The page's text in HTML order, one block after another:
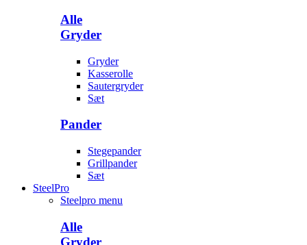
Alle
Gryder
Gryder
Kasserolle
Sautergryder
Sæt
Pander
Stegepander
Grillpander
Sæt
SteelPro
Steelpro menu
Alle
Gryder